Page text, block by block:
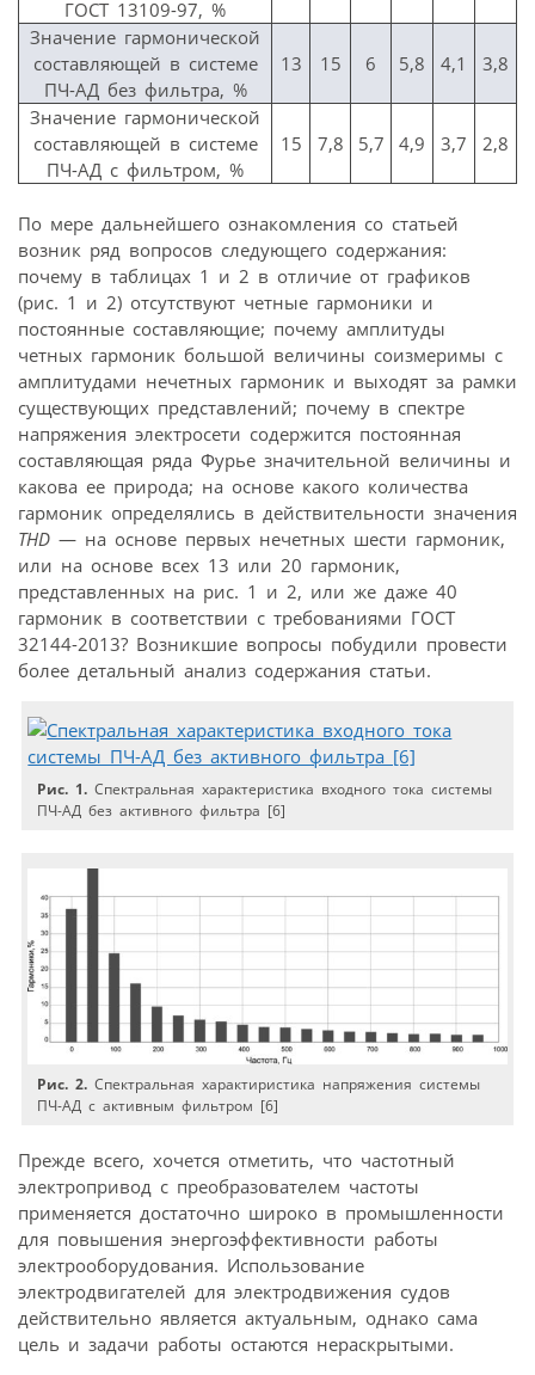
ГОСТ 13109-97, %
Значение гармонической
составляющей в системе
ПЧ-АД без фильтра, %
13 15 6 5,8 4,1 3,8
Значение гармонической
составляющей в системе
ПЧ-АД с фильтром, %
15 7,8 5,7 4,9 3,7 2,8
По мере дальнейшего ознакомления со статьей
возник ряд вопросов следующего содержания:
почему в таблицах 1 и 2 в отличие от графиков
(рис. 1 и 2) отсутствуют четные гармоники и
постоянные составляющие; почему амплитуды
четных гармоник большой величины соизмеримы с
амплитудами нечетных гармоник и выходят за рамки
существующих представлений; почему в спектре
напряжения электросети содержится постоянная
составляющая ряда Фурье значительной величины и
какова ее природа; на основе какого количества
гармоник определялись в действительности значения
THD — на основе первых нечетных шести гармоник,
или на основе всех 13 или 20 гармоник,
представленных на рис. 1 и 2, или же даже 40
гармоник в соответствии с требованиями ГОСТ
32144-2013? Возникшие вопросы побудили провести
более детальный анализ содержания статьи.
Рис. 1. Спектральная характеристика входного тока системы
ПЧ-АД без активного фильтра [6]
Рис. 2. Спектральная характиристика напряжения системы
ПЧ-АД с активным фильтром [6]
Прежде всего, хочется отметить, что частотный
электропривод с преобразователем частоты
применяется достаточно широко в промышленности
для повышения энергоэффективности работы
электрооборудования. Использование
электродвигателей для электродвижения судов
действительно является актуальным, однако сама
цель и задачи работы остаются нераскрытыми.